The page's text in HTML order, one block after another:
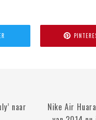
naar
Nike Air